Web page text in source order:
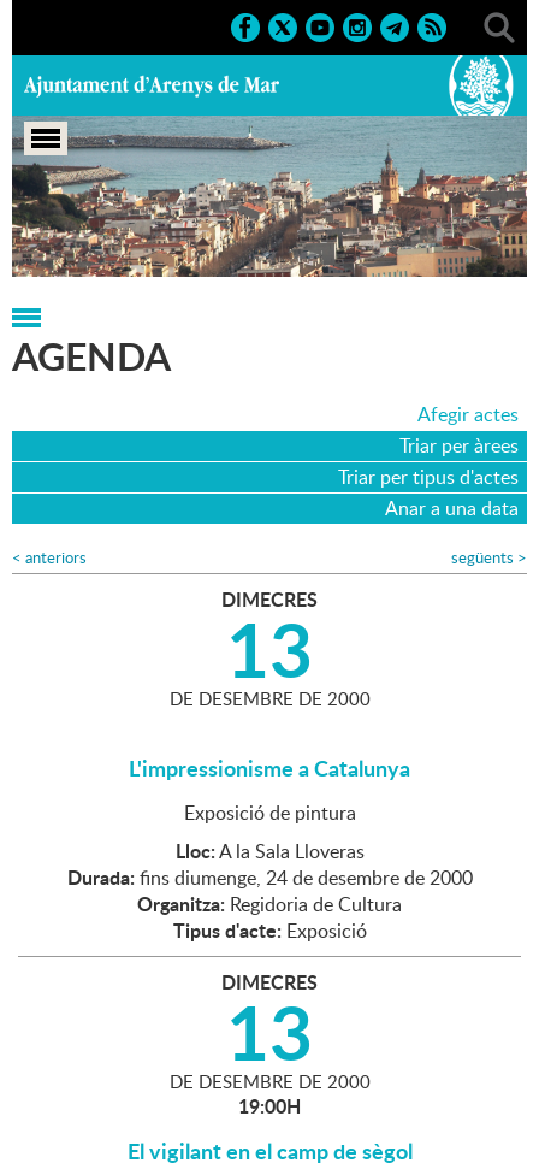
Portada > Agenda > 13-12-2000
AGENDA
Afegir actes
Triar per àrees
Triar per tipus d'actes
Anar a una data
< anteriors següents >
DIMECRES
13
DE DESEMBRE DE 2000
L'impressionisme a Catalunya
Exposició de pintura
Lloc:A la Sala Lloveras
Durada: fins diumenge, 24 de desembre de 2000
Organitza: Regidoria de Cultura
Tipus d'acte: Exposició
DIMECRES
13
DE DESEMBRE DE 2000
19:00H
El vigilant en el camp de sègol